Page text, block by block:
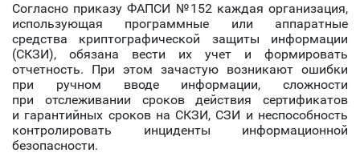
Согласно приказу ФАПСИ №152 каждая организация,
использующая программные или аппаратные
средства криптографической защиты информации
(СКЗИ), обязана вести их учет и формировать
отчетность. При этом зачастую возникают ошибки
при ручном вводе информации, сложности
при отслеживании сроков действия сертификатов
и гарантийных сроков на СКЗИ, СЗИ и неспособность
контролировать инциденты информационной
безопасности.